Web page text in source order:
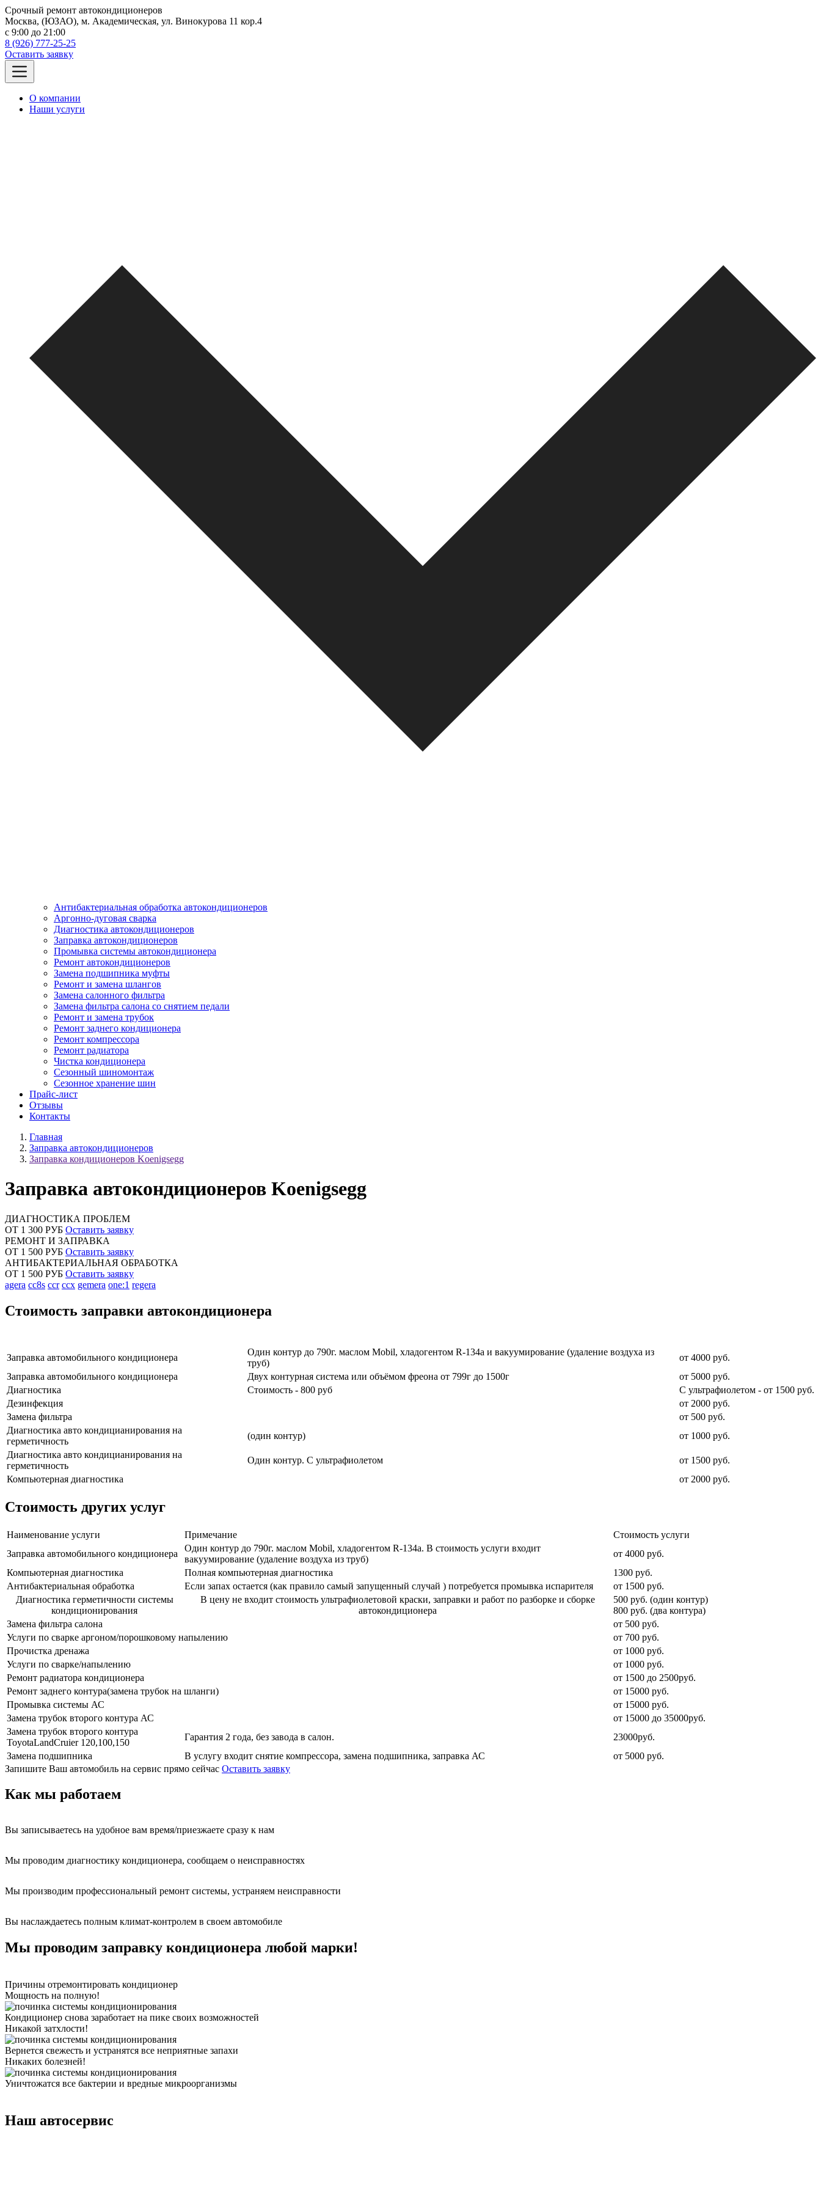
Срочный ремонт автокондиционеров
Москва, (ЮЗАО), м. Академическая, ул. Винокурова 11 кор.4
c 9:00 до 21:00
8 (926) 777-25-25
Оставить заявку
О компании
Наши услуги
Антибактериальная обработка автокондиционеров
Аргонно-дуговая сварка
Диагностика автокондиционеров
Заправка автокондиционеров
Промывка системы автокондиционера
Ремонт автокондиционеров
Замена подшипника муфты
Ремонт и замена шлангов
Замена салонного фильтра
Замена фильтра салона со снятием педали
Ремонт и замена трубок
Ремонт заднего кондиционера
Ремонт компрессора
Ремонт радиатора
Чистка кондиционера
Сезонный шиномонтаж
Сезонное хранение шин
Прайс-лист
Отзывы
Контакты
Главная
Заправка автокондиционеров
Заправка кондиционеров Koenigsegg
Заправка автокондиционеров Koenigsegg
ДИАГНОСТИКА ПРОБЛЕМ
ОТ 1 300 РУБ Оставить заявку
РЕМОНТ И ЗАПРАВКА
ОТ 1 500 РУБ Оставить заявку
АНТИБАКТЕРИАЛЬНАЯ ОБРАБОТКА
ОТ 1 500 РУБ Оставить заявку
agera cc8s ccr ccx gemera one:1 regera
Стоимость заправки автокондиционера
Заправка автомобильного кондиционера
Один контур до 790г. маслом Mobil, хладогентом R-134a и вакуумирование (удаление воздуха из
труб)
от 4000 руб.
Заправка автомобильного кондиционера
Двух контурная система или объёмом фреона от 799г до 1500г
от 5000 руб.
Диагностика
Стоимость - 800 руб
С ультрафиолетом - от 1500 руб.
Дезинфекция
от 2000 руб.
Замена фильтра
от 500 руб.
Диагностика авто кондицианирования на
герметичность
(один контур)
от 1000 руб.
Диагностика авто кондицианирования на
герметичность
Один контур. С ультрафиолетом
от 1500 руб.
Компьютерная диагностика
от 2000 руб.
Стоимость других услуг
Наименование услуги Примечание
Стоимость услуги
Заправка автомобильного кондиционера
Один контур до 790г. маслом Mobil, хладогентом R-134a. В стоимость услуги входит
вакуумирование (удаление воздуха из труб)
от 4000 руб.
Компьютерная диагностика
Полная компьютерная диагностика
1300 руб.
Антибактериальная обработка
Если запах остается (как правило самый запущенный случай ) потребуется промывка испарителя
от 1500 руб.
Диагностика герметичности системы
кондиционирования
В цену не входит стоимость ультрафиолетовой краски, заправки и работ по разборке и сборке
автокондиционера
500 руб. (один контур)
800 руб. (два контура)
Замена фильтра салона
от 500 руб.
Услуги по сварке аргоном/порошковому напылению
от 700 руб.
Прочистка дренажа
от 1000 руб.
Услуги по сварке/напылению
от 1000 руб.
Ремонт радиатора кондиционера
от 1500 до 2500руб.
Ремонт заднего контура(замена трубок на шланги)
от 15000 руб.
Промывка системы АС
от 15000 руб.
Замена трубок второго контура АС
от 15000 до 35000руб.
Замена трубок второго контура
ToyotaLandCruier 120,100,150
Гарантия 2 года, без завода в салон.
23000руб.
Замена подшипника
В услугу входит снятие компрессора, замена подшипника, заправка АС
от 5000 руб.
Запишите Ваш автомобиль на сервис прямо сейчас Оставить заявку
Как мы работаем
Вы записываетесь на удобное вам время/приезжаете сразу к нам
Мы проводим диагностику кондиционера, сообщаем о неисправностях
Мы производим профессиональный ремонт системы, устраняем неисправности
Вы наслаждаетесь полным климат-контролем в своем автомобиле
Мы проводим заправку кондиционера любой марки!
Причины отремонтировать кондиционер
Мощность на полную!
Кондиционер снова заработает на пике своих возможностей
Никакой затхлости!
Вернется свежесть и устранятся все неприятные запахи
Никаких болезней!
Уничтожатся все бактерии и вредные микроорганизмы
Наш автосервис